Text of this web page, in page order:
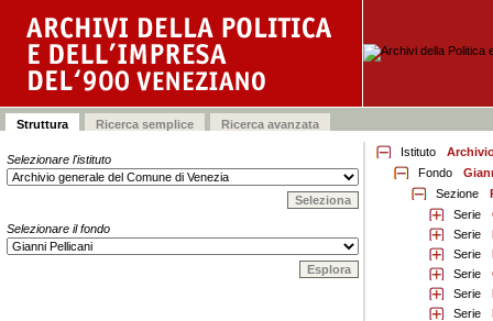
Selezionare l'istituto
Selezionare il fondo
Istituto
Fondo
Sezione
Serie
Serie
Serie
Serie
Serie
Serie